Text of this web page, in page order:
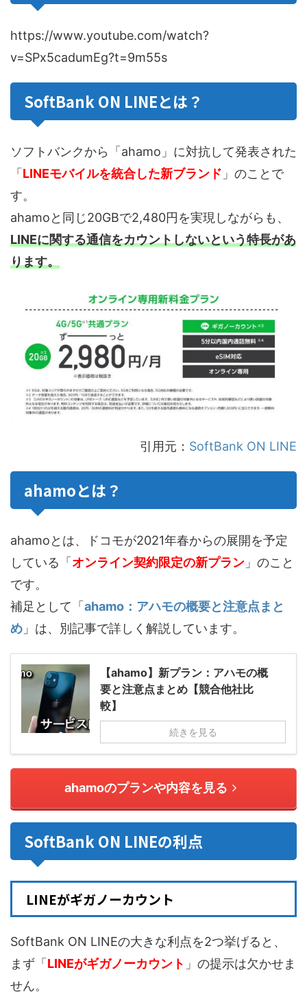
https://www.youtube.com/watch?
v=SPx5cadumEg?t=9m55s
SoftBank ON LINEとは？
ソフトバンクから「ahamo」に対抗して発表された
「 LINEモバイルを統合した新ブランド 」のことで
す。
ahamoと同じ20GBで2,480円を実現しながらも、
LINEに関する通信をカウントしないという特長があ
ります。
引用元： SoftBank ON LINE
ahamoとは？
ahamoとは、ドコモが2021年春からの展開を予定
している「オンライン契約限定の新プラン 」のこと
です。
補足として「ahamo：アハモの概要と注意点まと
め 」は、別記事で詳しく解説しています。
【ahamo】新プラン：アハモの概
要と注意点まとめ【競合他社比
較】
続きを見る
ahamoのプランや内容を見る
SoftBank ON LINEの利点
LINEがギガノーカウント
SoftBank ON LINEの大きな利点を2つ挙げると、
まず「LINEがギガノーカウント 」の提示は欠かせま
せん。